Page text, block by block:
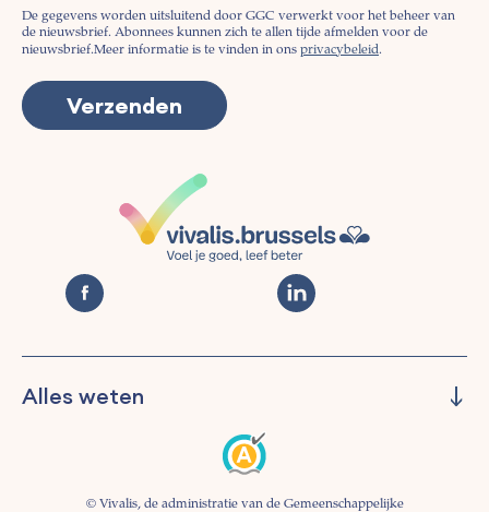
De gegevens worden uitsluitend door GGC verwerkt voor het beheer van
de nieuwsbrief. Abonnees kunnen zich te allen tijde afmelden voor de
nieuwsbrief.Meer informatie is te vinden in ons privacybeleid.
Alles weten
Informeren© Vivalis, de administratie van de Gemeenschappelijke